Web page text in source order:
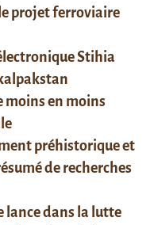
projet ferroviaire
Stihia
moins en moins
préhistorique et
de recherches
lance dans la lutte